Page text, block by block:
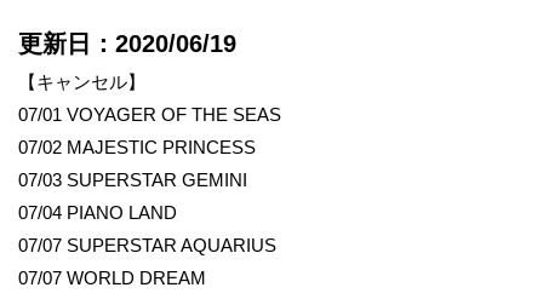
更新日：2020/06/19
【キャンセル】
07/01 VOYAGER OF THE SEAS
07/02 MAJESTIC PRINCESS
07/03 SUPERSTAR GEMINI
07/04 PIANO LAND
07/07 SUPERSTAR AQUARIUS
07/07 WORLD DREAM